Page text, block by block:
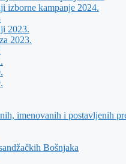
izborne kampanje 2024.
2023.
2023.
imenovanih i postavljenih
Bošnjaka